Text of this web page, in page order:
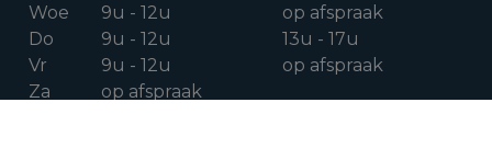
Woe
9u - 12u
op afspraak
Do
9u - 12u
13u - 17u
Vr
9u - 12u
op afspraak
Za
op afspraak